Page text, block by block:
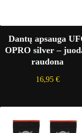
Dantų apsauga
OPRO silver –
raudona
16,95 €